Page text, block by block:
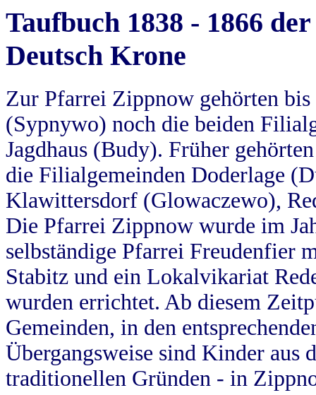
Taufbuch 1838 - 1866
Deutsch Krone
Zur Pfarrei Zippnow gehörten
(Sypnywo) noch die beiden
Jagdhaus (Budy). Früher
die Filialgemeinden Doderlage
Klawittersdorf (Glowaczewo),
Die Pfarrei Zippnow wurde im
selbständige Pfarrei Freudenfier
Stabitz und ein Lokalvikariat
wurden errichtet. Ab diesem
Gemeinden, in den
Übergangsweise sind Kinder aus
traditionellen Gründen - in